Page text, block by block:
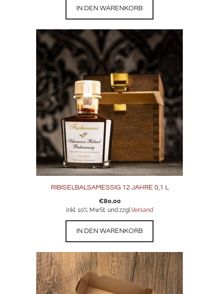
IN DEN WARENKORB
RIBISELBALSAMESSIG 12 JAHRE 0,1 L
€80,00
inkl. 10% MwSt. und zzgl. Versand
IN DEN WARENKORB